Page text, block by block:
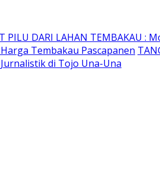
PILU DARI LAHAN TEMBAKAU ​:
Tembakau Pascapanen
di Tojo Una-Una